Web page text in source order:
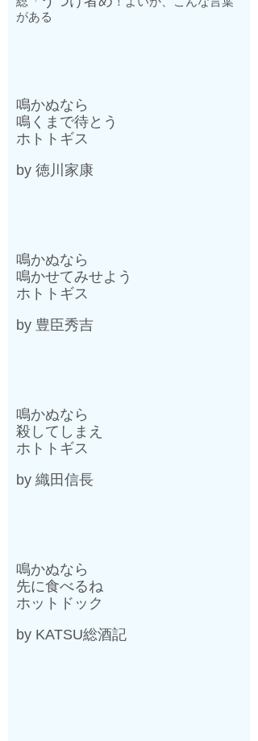
がある
鳴かぬなら
鳴くまで待とう
ホトトギス
by 徳川家康
鳴かぬなら
鳴かせてみせよう
ホトトギス
by 豊臣秀吉
鳴かぬなら
殺してしまえ
ホトトギス
by 織田信長
鳴かぬなら
先に食べるね
ホットドック
by KATSU総酒記